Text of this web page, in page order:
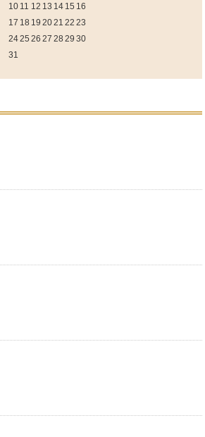
10 11 12 13 14 15 16
17 18 19 2021 22 23
2425 26 27 28 29 30
31